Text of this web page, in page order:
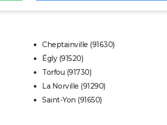
Cheptainville (91630)
Égly (91520)
Torfou (91730)
La Norville (91290)
Saint-Yon (91650)